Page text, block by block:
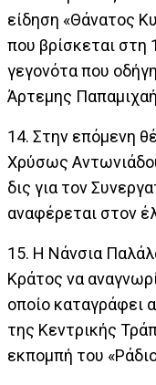
είδηση «Θάνατος
που βρίσκεται στη
γεγονότα που
Άρτεμης
14. Στην επόμενη
Χρύσως
δις για τον
αναφέρεται στον
15. Η Νάνσια
Κράτος να
οποίο καταγράφει
της Κεντρικής
εκπομπή του